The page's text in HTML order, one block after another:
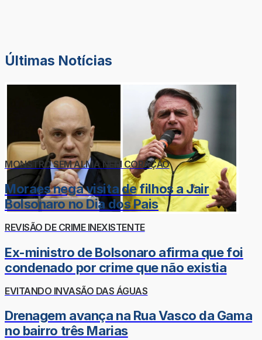
Últimas Notícias
MONSTRO SEM ALMA NEM CORAÇÃO
Moraes nega visita de filhos a Jair
Bolsonaro no Dia dos Pais
REVISÃO DE CRIME INEXISTENTE
Ex-ministro de Bolsonaro afirma que foi
condenado por crime que não existia
EVITANDO INVASÃO DAS ÁGUAS
Drenagem avança na Rua Vasco da Gama
no bairro três Marias